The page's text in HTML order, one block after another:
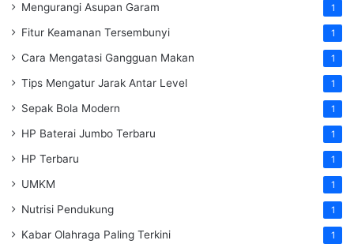
Mengurangi Asupan Garam 1
Fitur Keamanan Tersembunyi 1
Cara Mengatasi Gangguan Makan 1
Tips Mengatur Jarak Antar Level 1
Sepak Bola Modern 1
HP Baterai Jumbo Terbaru 1
HP Terbaru 1
UMKM 1
Nutrisi Pendukung 1
Kabar Olahraga Paling Terkini 1